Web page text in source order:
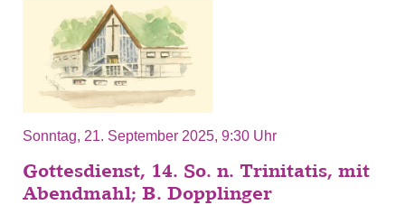
Sonntag, 21. September 2025, 9:30 Uhr
Gottesdienst, 14. So. n. Trinitatis, mit
Abendmahl; B. Dopplinger